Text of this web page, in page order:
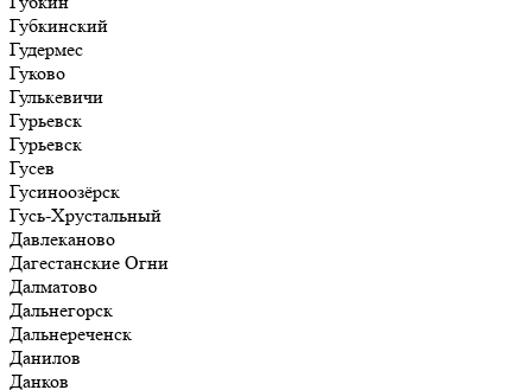
Губкинский
Гудермес
Гуково
Гулькевичи
Гурьевск
Гурьевск
Гусев
Гусиноозёрск
Гусь-Хрустальный
Давлеканово
Дагестанские Огни
Далматово
Дальнегорск
Дальнереченск
Данилов
Данков